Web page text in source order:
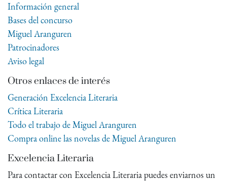
Información general
Bases del concurso
Miguel Aranguren
Patrocinadores
Aviso legal
Otros enlaces de interés
Generación Excelencia Literaria
Crítica Literaria
Todo el trabajo de Miguel Aranguren
Compra online las novelas de Miguel Aranguren
Excelencia Literaria
Para contactar con Excelencia Literaria puedes enviarnos un